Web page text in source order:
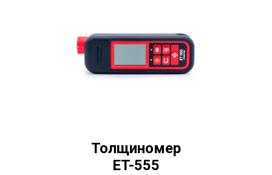
Толщиномер
ET-555